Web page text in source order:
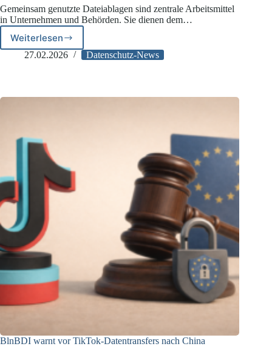
Gemeinsam genutzte Dateiablagen sind zentrale Arbeitsmittel
in Unternehmen und Behörden. Sie dienen dem…
WeiterlesenGemeinsam
genutzte
für
27.02.2026 Datenschutz-News
BlnBDI warnt vor TikTok-Datentransfers nach China